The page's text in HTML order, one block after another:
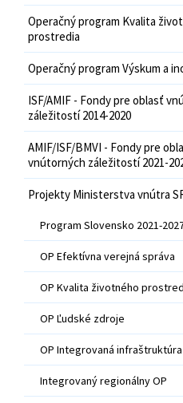
Operačný program Kvalita
prostredia
Operačný program Výskum a
ISF/AMIF - Fondy pre oblasť
záležitostí 2014-2020
AMIF/ISF/BMVI - Fondy pre
vnútorných záležitostí 2021-
Projekty Ministerstva vnútra
Program Slovensko 2021-
OP Efektívna verejná správa
OP Kvalita životného
OP Ľudské zdroje
OP Integrovaná infraštruktúra
Integrovaný regionálny OP